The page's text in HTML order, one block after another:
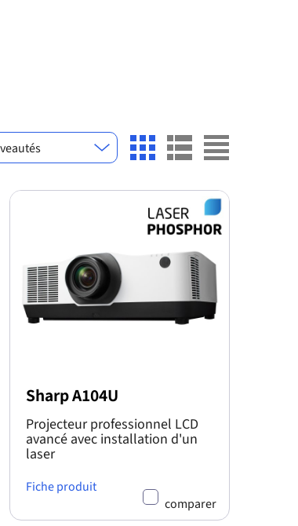
Sharp A104U
Projecteur professionnel LCD
avancé avec installation d'un
laser
Fiche produit
comparer